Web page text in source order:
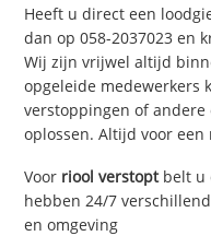
Heeft u direct een
dan op 058-2037023 en
Wij zijn vrijwel altijd
opgeleide medewerkers
verstoppingen of andere
oplossen. Altijd voor
Voor riool verstoptbelt u
hebben 24/7
en omgeving